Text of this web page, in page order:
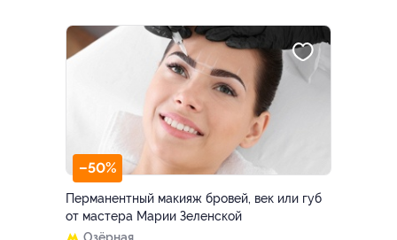
–50%
Перманентный макияж бровей, век или губ
от мастера Марии Зеленской